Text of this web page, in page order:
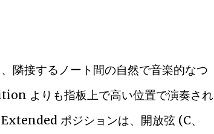
接するノート間の自然で音楽的なつ
よりも指板上で高い位置で演奏され
ポジションは、開放弦 (C、